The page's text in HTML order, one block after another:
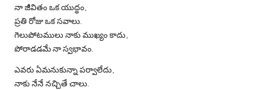
నా జీవితం ఒక యుద్ధం,
ప్రతి రోజు ఒక సవాలు.
గెలుపోటములు నాకు ముఖ్యం కాదు,
పోరాడడమే నా స్వభావం.
ఎవరు ఏమనుకున్నా పర్వాలేదు,
నాకు నేనే నచ్చితే చాలు.